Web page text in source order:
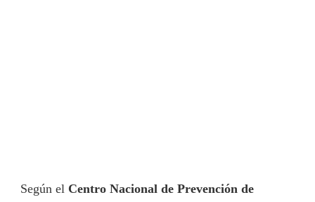
Según el Centro Nacional de Prevención de